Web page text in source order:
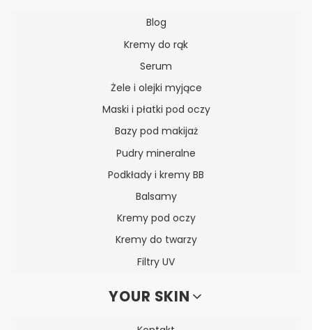
Blog
Kremy do rąk
Serum
Żele i olejki myjące
Maski i płatki pod oczy
Bazy pod makijaż
Pudry mineralne
Podkłady i kremy BB
Balsamy
Kremy pod oczy
Kremy do twarzy
Filtry UV
YOUR SKIN